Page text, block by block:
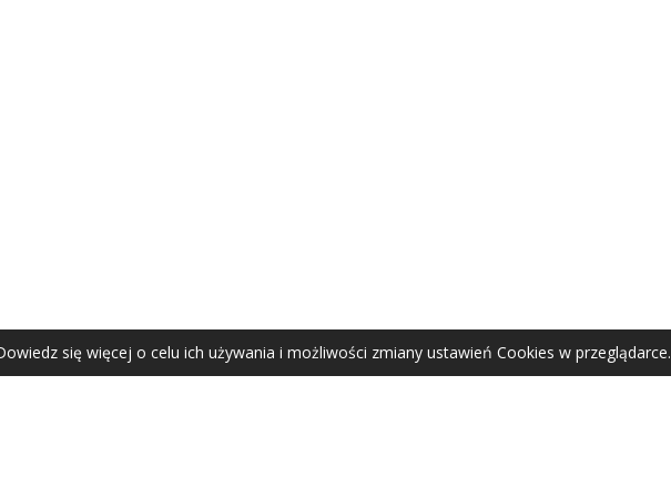
Agata Zubel © 2021
się więcej o celu ich używania i możliwości zmiany ustawień Cookies w przeglądarce.